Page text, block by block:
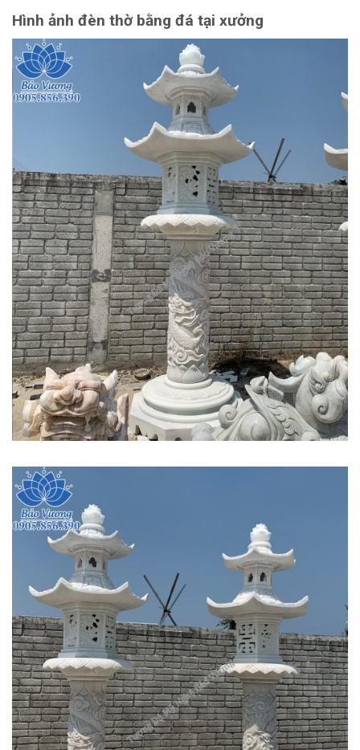
Hình ảnh đèn thờ bằng đá tại xưởng